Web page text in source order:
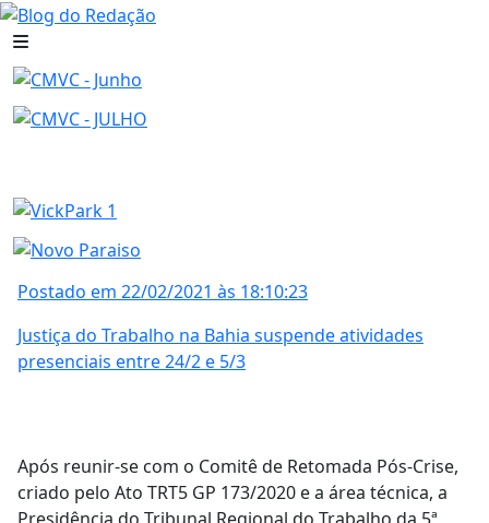
Postado em 22/02/2021 às 18:10:23
Justiça do Trabalho na Bahia suspende atividades
presenciais entre 24/2 e 5/3
Após reunir-se com o Comitê de Retomada Pós-Crise,
criado pelo Ato TRT5 GP 173/2020 e a área técnica, a
Presidência do Tribunal Regional do Trabalho da 5ª